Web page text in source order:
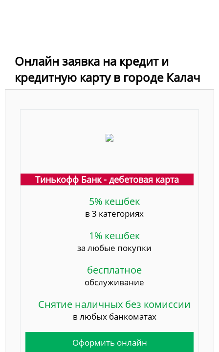
Онлайн заявка на кредит и
кредитную карту в городе Калач
Тинькофф Банк - дебетовая карта
5% кешбек
в 3 категориях
1% кешбек
за любые покупки
бесплатное
обслуживание
Снятие наличных без комиссии
в любых банкоматах
Оформить онлайн